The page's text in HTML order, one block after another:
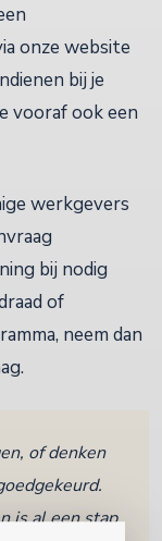
onze website
bij je
vooraf ook een
werkgevers
bij nodig
of
neem dan
of denken
is al een stap